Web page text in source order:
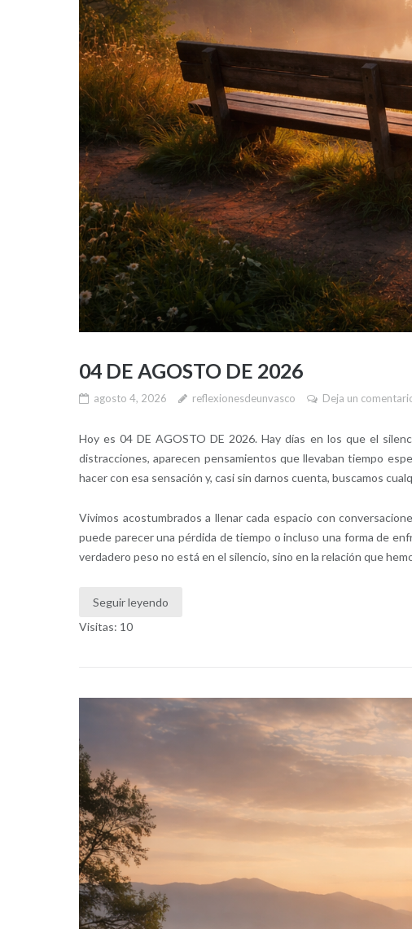
04 DE AGOSTO DE 2026
agosto 4, 2026 reflexionesdeunvasco Deja un
Hoy es 04 DE AGOSTO DE 2026. Hay días en los que el
distracciones, aparecen pensamientos que llevaban tiempo
hacer con esa sensación y, casi sin darnos cuenta, buscamos
Vivimos acostumbrados a llenar cada espacio con
puede parecer una pérdida de tiempo o incluso una forma de
verdadero peso no está en el silencio, sino en la relación que
Seguir leyendo
Visitas: 10